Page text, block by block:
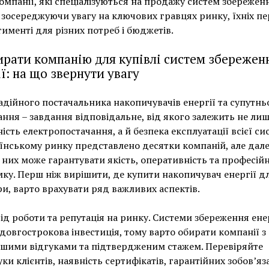
зосереджуючи увагу на ключових гравцях ринку, їхніх
для різних потреб і бюджетів.
компанію для купівлі систем
на що звернути увагу
постачальника накопичувачів енергії та
– завдання відповідальне, від якого залежить не
електропостачання, а й безпека експлуатації всієї
ринку представлено десятки компаній, але
може гарантувати якість, оперативність та
Перш ніж вирішити, де купити накопичувач енергії
варто врахувати ряд важливих аспектів.
роботи та репутація на ринку. Системи збереження
інвестиція, тому варто обирати компанії з
відгуками та підтвердженим стажем. Перевіряйте
клієнтів, наявність сертифікатів, гарантійних